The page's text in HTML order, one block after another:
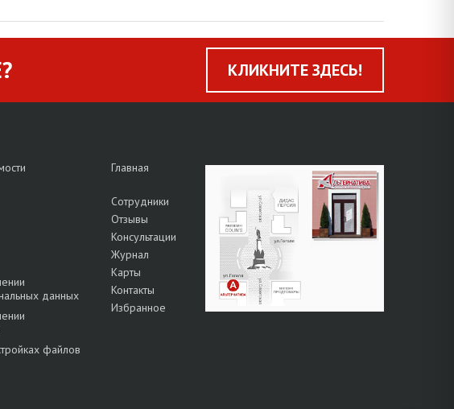
КЛИКНИТЕ ЗДЕСЬ!
данных
файлов
Главная
Сотрудники
Отзывы
Консультации
Журнал
Карты
Контакты
Избранное